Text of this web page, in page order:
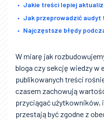
Jakie treści lepiej
Jak przeprowadzić audyt
Najczęstsze błędy
W miarę jak
bloga czy sekcję wiedzy w
publikowanych treści
czasem zachowują
przyciągać użytkowników,
przestają być zgodne z